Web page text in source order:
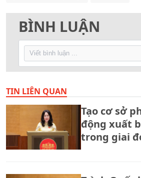
BÌNH LUẬN
TIN LIÊN QUAN
Tạo cơ sở
động xuất
trong giai